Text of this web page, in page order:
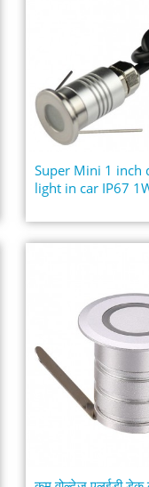
Super Mini 1 inch
light in car IP67